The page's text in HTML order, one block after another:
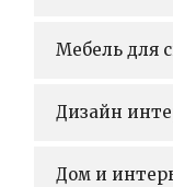
Мебель для
Дизайн
Дом и